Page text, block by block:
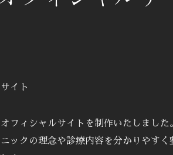
フィシャルサイトを制作いたしました
ックの理念や診療内容を分かりやす